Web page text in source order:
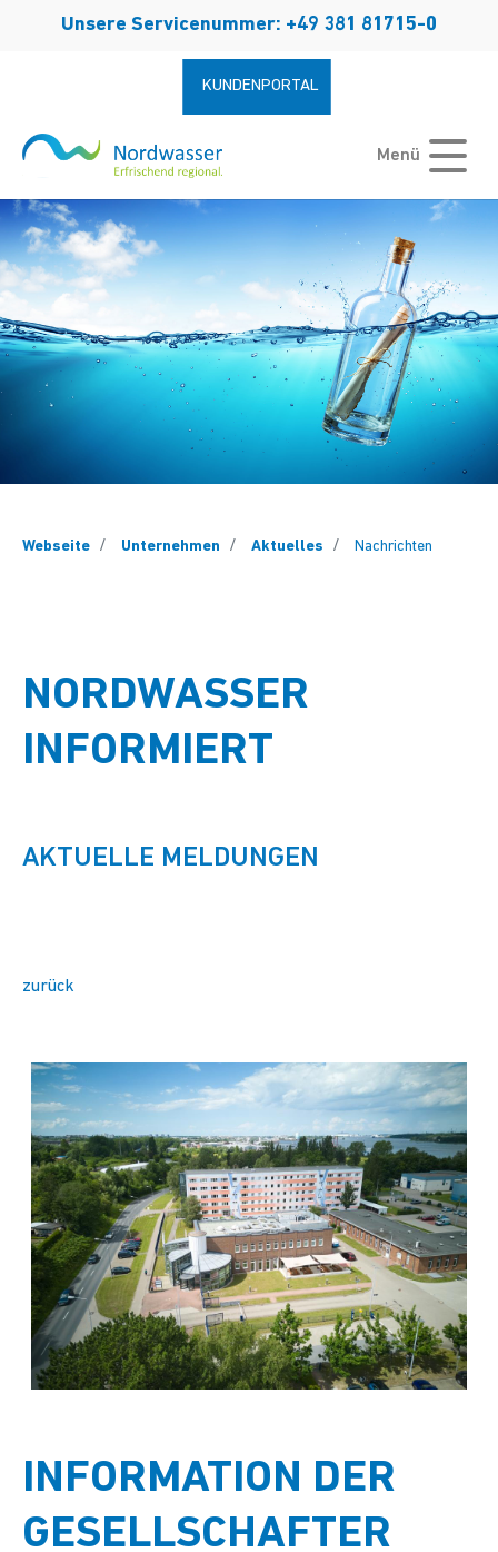
Unsere Servicenummer: +49 381 81715-0
KUNDENPORTAL
Menü
Webseite Unternehmen Aktuelles Nachrichten
NORDWASSER
INFORMIERT
AKTUELLE MELDUNGEN
zurück
INFORMATION DER
GESELLSCHAFTER